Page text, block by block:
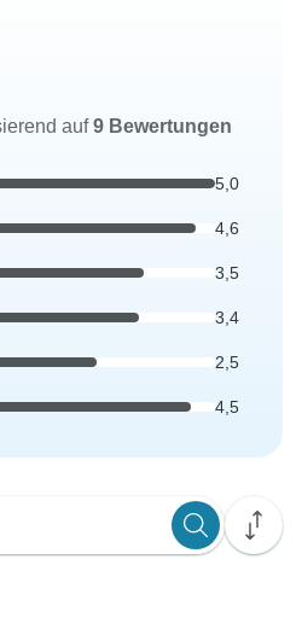
auf9 Bewertungen
5,0
4,6
3,5
3,4
2,5
4,5